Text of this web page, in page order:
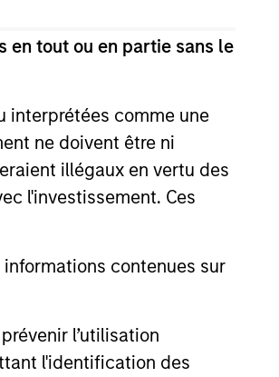
en tout ou en partie sans le
interprétées comme une
ne doivent être ni
illégaux en vertu des
l'investissement. Ces
contenues sur
l’utilisation
l'identification des
se reporter à la section «
Le représentant en Suisse est
l’Ile, 1204 Genève.
à la vente, elle le fera
investi.
nettes de frais. Les données de
de varier. Les investisseurs doivent